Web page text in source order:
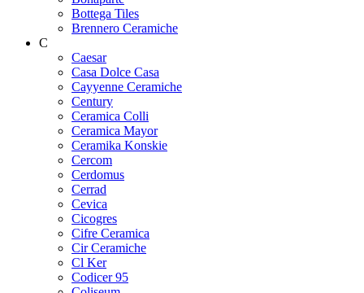
Bottega Tiles
Brennero Ceramiche
C
Caesar
Casa Dolce Casa
Cayyenne Ceramiche
Century
Ceramica Colli
Ceramica Mayor
Ceramika Konskie
Cercom
Cerdomus
Cerrad
Cevica
Cicogres
Cifre Ceramica
Cir Ceramiche
Cl Ker
Codicer 95